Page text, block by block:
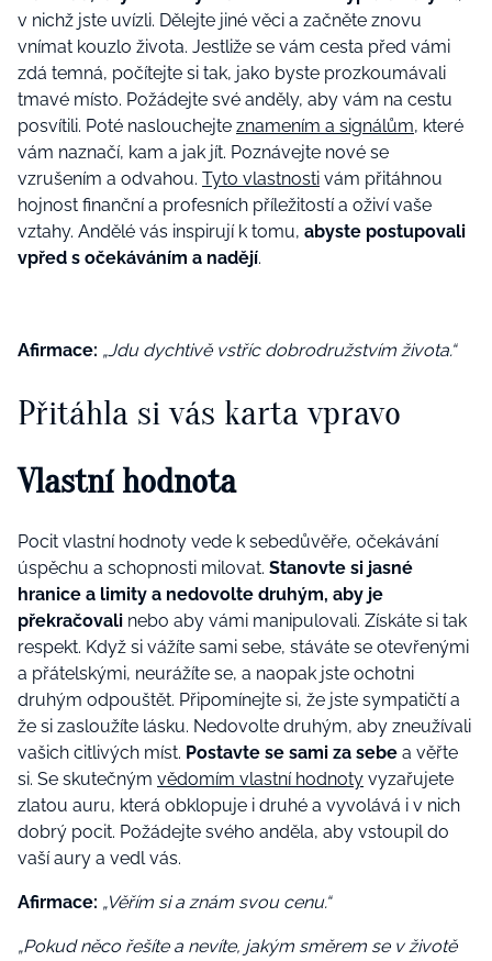
v nichž jste uvízli. Dělejte jiné věci a začněte znovu
vnímat kouzlo života. Jestliže se vám cesta před vámi
zdá temná, počítejte si tak, jako byste prozkoumávali
tmavé místo. Požádejte své anděly, aby vám na cestu
posvítili. Poté naslouchejte znamením a signálům, které
vám naznačí, kam a jak jít. Poznávejte nové se
vzrušením a odvahou. Tyto vlastnosti vám přitáhnou
hojnost finanční a profesních příležitostí a oživí vaše
vztahy. Andělé vás inspirují k tomu, abyste postupovali
vpřed s očekáváním a nadějí.
Afirmace: „Jdu dychtivě vstříc dobrodružstvím života.“
Přitáhla si vás karta vpravo
Vlastní hodnota
Pocit vlastní hodnoty vede k sebedůvěře, očekávání
úspěchu a schopnosti milovat. Stanovte si jasné
hranice a limity a nedovolte druhým, aby je
překračovali nebo aby vámi manipulovali. Získáte si tak
respekt. Když si vážíte sami sebe, stáváte se otevřenými
a přátelskými, neurážíte se, a naopak jste ochotni
druhým odpouštět. Připomínejte si, že jste sympatičtí a
že si zasloužíte lásku. Nedovolte druhým, aby zneužívali
vašich citlivých míst. Postavte se sami za sebe a věřte
si. Se skutečným vědomím vlastní hodnoty vyzařujete
zlatou auru, která obklopuje i druhé a vyvolává i v nich
dobrý pocit. Požádejte svého anděla, aby vstoupil do
vaší aury a vedl vás.
Afirmace: „Věřím si a znám svou cenu.“
„Pokud něco řešíte a nevíte, jakým směrem se v životě